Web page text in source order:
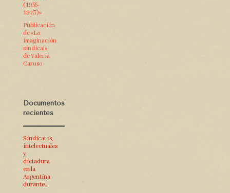
(1955-
1973)»
Publicación
de «La
imaginación
sindical»,
de Valeria
Caruso
Documentos
recientes
Sindicatos,
intelectuales
y
dictadura
en la
Argentina
durante…